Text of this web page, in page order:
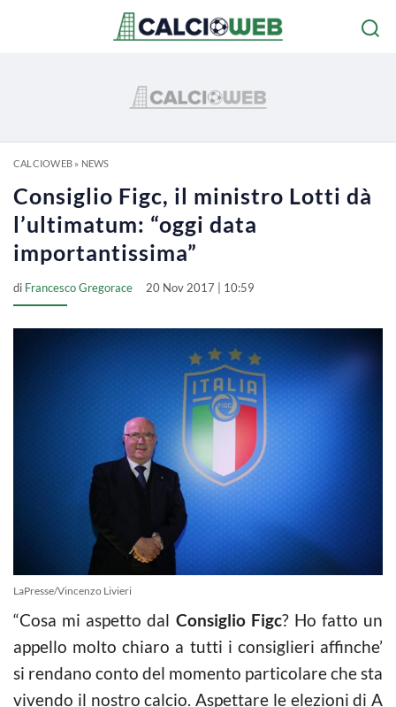
CALCIOWEB» NEWS
Consiglio Figc, il ministro Lotti dà
l’ultimatum: “oggi data
importantissima”
di Francesco Gregorace 20 Nov 2017 | 10:59
LaPresse/Vincenzo Livieri
“Cosa mi aspetto dal Consiglio Figc? Ho fatto un
appello molto chiaro a tutti i consiglieri affinche’
si rendano conto del momento particolare che sta
vivendo il nostro calcio. Aspettare le elezioni di A